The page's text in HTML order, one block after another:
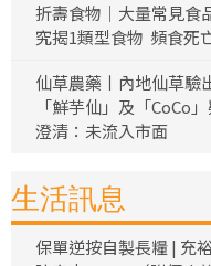
折壽食物｜大量常見食
究揭1類型食物 頻食死
仙草農藥丨內地仙草驗
「鮮芋仙」及「CoCo
澄清：未流入市面
生活訊息
保單逆按自製長糧 | 充